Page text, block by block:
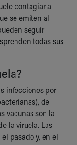
contagiar a
se emiten al
seguir
todas sus
infecciones por
de
vacunas son la
la viruela. Las
pasado y, en el